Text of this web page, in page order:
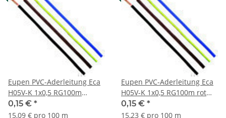
Eupen PVC-Aderleitung Eca
H05V-K 1x0,5 RG100m
hellblau RAL5015
0,15 € *
15,09 € pro 100 m
Eupen PVC-Aderleitung Eca
H05V-K 1x0,5 RG100m rot
RAL3000
0,15 € *
15,23 € pro 100 m